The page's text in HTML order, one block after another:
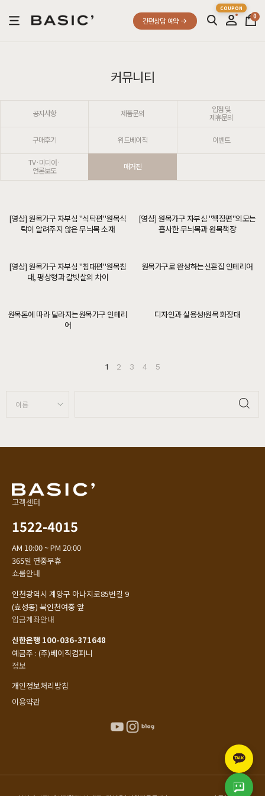
간편상담 예약
0
커뮤니티
공지사항 제품문의
입점 및
제휴문의
구매후기 위드베이직 이벤트
TV·미디어·
언론보도
매거진
[영상] 원목가구 자부심 "식탁편"원목식
탁이 알려주지 않은 무늬목 소재
[영상] 원목가구 자부심 "책장편"외모는
흡사한 무늬목과 원목책장
[영상] 원목가구 자부심 "침대편"원목침
대, 평상형과 갈빗살의 차이
원목가구로 완성하는신혼집 인테리어
원목톤에 따라 달라지는원목가구 인테리
어
디자인과 실용성!원목 화장대
1 2 3 4 5
고객센터
1522-4015
AM 10:00 ~ PM 20:00
365일 연중무휴
쇼룸안내
인천광역시 계양구 아나지로85번길 9
(효성동) 북인천여중 앞
입금계좌안내
신한은행 100-036-371648
예금주 : (주)베이직컴퍼니
정보
개인정보처리방침
이용약관